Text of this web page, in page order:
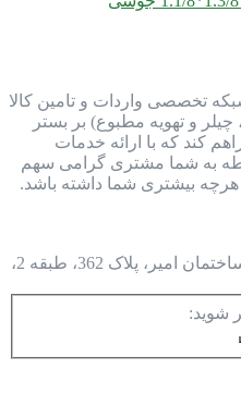
تخصصی واردات و تامین کالا
و تهویه مطبوع) بر بستر
کند که با ارائه خدمات
به شما مشتری گرامی سهم
بیشتری شما داشته باشد.
تهران، پیچ شمیران، ساختمان امیر، پلاک 362، طبقه 2،
شوید: